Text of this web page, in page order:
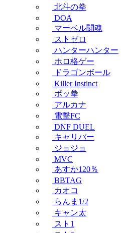
北斗の拳
DOA
マーベル闘魂
ストゼロ
ハンターハンター
ホロ格ゲー
ドラゴンボール
Killer Instinct
ポッ拳
アルカナ
電撃FC
DNF DUEL
キャリバー
ジョジョ
MVC
あすか120％
BBTAG
カオコ
らんま1/2
キャン太
スト1